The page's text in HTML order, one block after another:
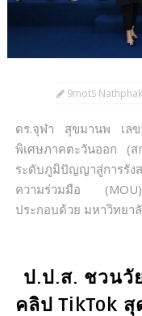
9motS
ดร.จุฬา สุขมานพ เลข
พิเศษภาคตะวันออก (ส
ระดับภูมิปัญญาสู่การรัง
ความร่วมมือ
ประกอบด้วย มหาวิทยา
ป.ป.ส. ชวนวั
คลิป TikTok สุ